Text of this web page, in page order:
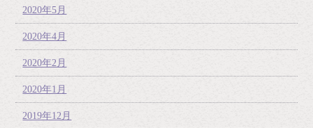
2020年5月
2020年4月
2020年2月
2020年1月
2019年12月